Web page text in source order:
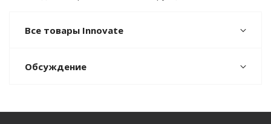
Все товары Innovate
Обсуждение